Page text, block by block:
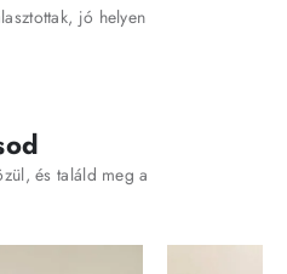
jó helyen
és találd meg a